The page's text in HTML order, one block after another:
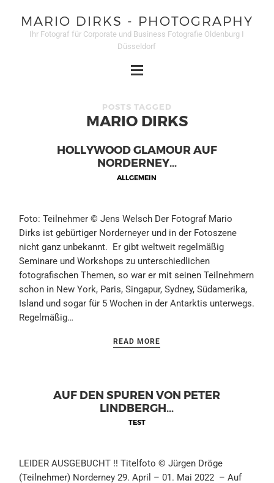
MARIO DIRKS - PHOTOGRAPHY
Ihr Fotograf für Corporate und Business Fotografie Oldenburg I
Düsseldorf
POSTS TAGGED
MARIO DIRKS
HOLLYWOOD GLAMOUR AUF
NORDERNEY…
ALLGEMEIN
Foto: Teilnehmer © Jens Welsch Der Fotograf Mario
Dirks ist gebürtiger Norderneyer und in der Fotoszene
nicht ganz unbekannt. Er gibt weltweit regelmäßig
Seminare und Workshops zu unterschiedlichen
fotografischen Themen, so war er mit seinen Teilnehmern
schon in New York, Paris, Singapur, Sydney, Südamerika,
Island und sogar für 5 Wochen in der Antarktis unterwegs.
Regelmäßig…
READ MORE
AUF DEN SPUREN VON PETER
LINDBERGH…
TEST
LEIDER AUSGEBUCHT !! Titelfoto © Jürgen Dröge
(Teilnehmer) Norderney 29. April – 01. Mai 2022 – Auf